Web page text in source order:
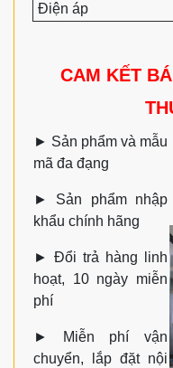
Điện áp
CAM KẾT
► Sản phẩm và mẫu
mã đa đạng
► Sản phẩm nhập
khẩu chính hãng
► Đổi trả hàng linh
hoạt, 10 ngày miễn
phí
►
Miễn phí vận
chuyển, lắp đặt nội